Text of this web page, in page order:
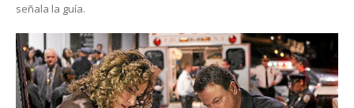
señala la guía.